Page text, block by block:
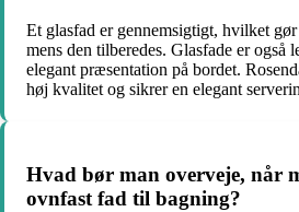
Et glasfad er gennemsigtigt, hvilket gør
mens den tilberedes. Glasfade er også
elegant præsentation på bordet.
høj kvalitet og sikrer en elegant
Hvad bør man overveje, når
ovnfast fad til bagning?